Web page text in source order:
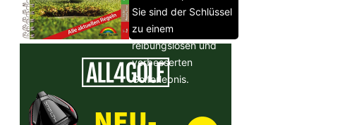
Sie sind der Schlüssel
zu einem
reibungslosen und
verbesserten
Golferlebnis.